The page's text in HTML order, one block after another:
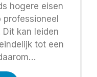
hogere eisen
professioneel
Dit kan leiden
tot een